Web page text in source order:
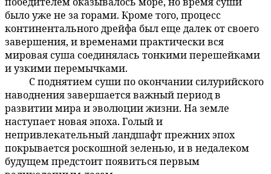
было уже не за горами. Кроме того, процесс
континентального дрейфа был еще далек от своего
завершения, и временами практически вся
мировая суша соединялась тонкими перешейками
и узкими перемычками.
С поднятием суши по окончании силурийского
наводнения завершается важный период в
развитии мира и эволюции жизни. На земле
наступает новая эпоха. Голый и
непривлекательный ландшафт прежних эпох
покрывается роскошной зеленью, и в недалеком
будущем предстоит появиться первым